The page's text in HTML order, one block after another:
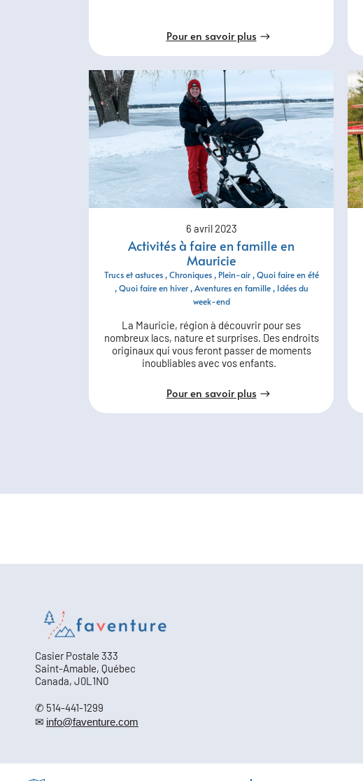
Pour en savoir plus
6 avril 2023
Activités à faire en famille en
Mauricie
Trucs et astuces Chroniques Plein-air Quoi faire en été
Quoi faire en hiver Aventures en famille
Idées du
week-end
La Mauricie, région à découvrir pour ses
nombreux lacs, nature et surprises. Des endroits
originaux qui vous feront passer de moments
inoubliables avec vos enfants.
Pour en savoir plus
Casier Postale 333
Saint-Amable, Québec
Canada, J0L1N0
✆ 514-441-1299
✉ info@faventure.com